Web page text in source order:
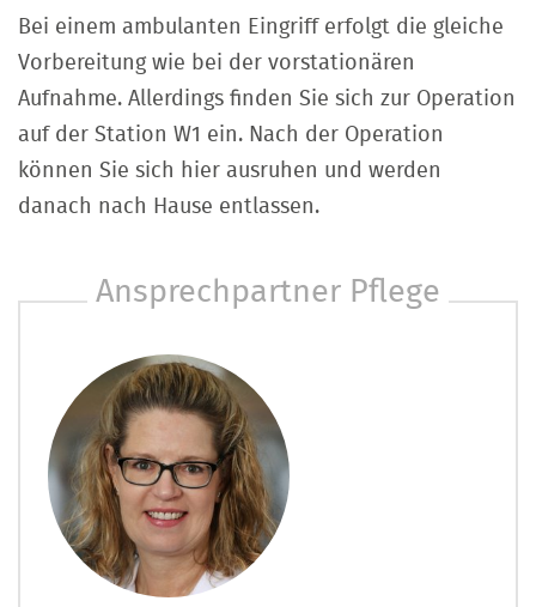
Bei einem ambulanten Eingriff erfolgt die gleiche
Vorbereitung wie bei der vorstationären
Aufnahme. Allerdings finden Sie sich zur Operation
auf der Station W1 ein. Nach der Operation
können Sie sich hier ausruhen und werden
danach nach Hause entlassen.
Ansprechpartner Pflege